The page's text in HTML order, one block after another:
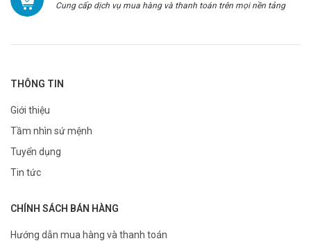
Cung cấp dịch vụ mua hàng và thanh toán trên mọi nền tảng
THÔNG TIN
Giới thiệu
Tầm nhìn sứ mệnh
Tuyển dụng
Tin tức
CHÍNH SÁCH BÁN HÀNG
Hướng dẫn mua hàng và thanh toán